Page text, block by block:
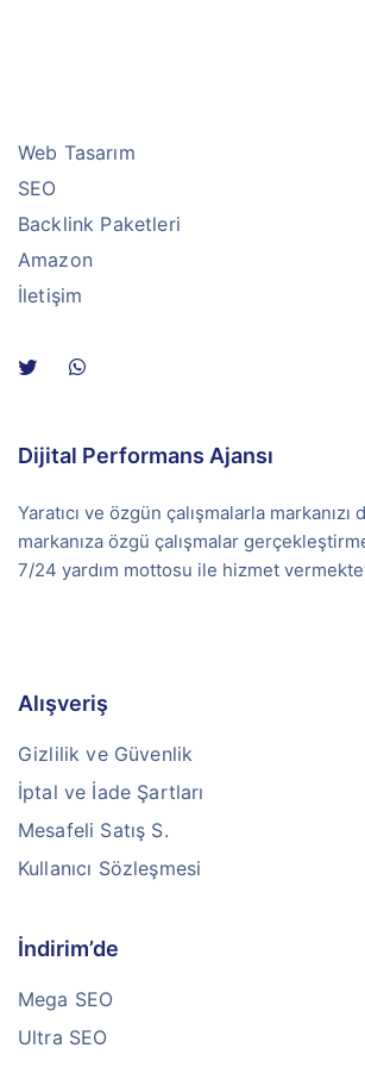
Web Tasarım
SEO
Backlink Paketleri
Amazon
İletişim
Dijital Performans Ajansı
Yaratıcı ve özgün çalışmalarla markanızı
markanıza özgü çalışmalar
7/24 yardım mottosu ile hizmet
Alışveriş
Gizlilik ve Güvenlik
İptal ve İade Şartları
Mesafeli Satış S.
Kullanıcı Sözleşmesi
İndirim’de
Mega SEO
Ultra SEO